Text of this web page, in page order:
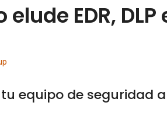
EDR, DLP
equipo de seguridad